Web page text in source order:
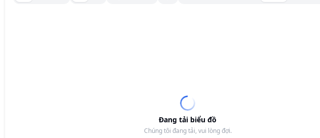
Đang tải biểu đồ
Chúng tôi đang tải, vui lòng đợi.